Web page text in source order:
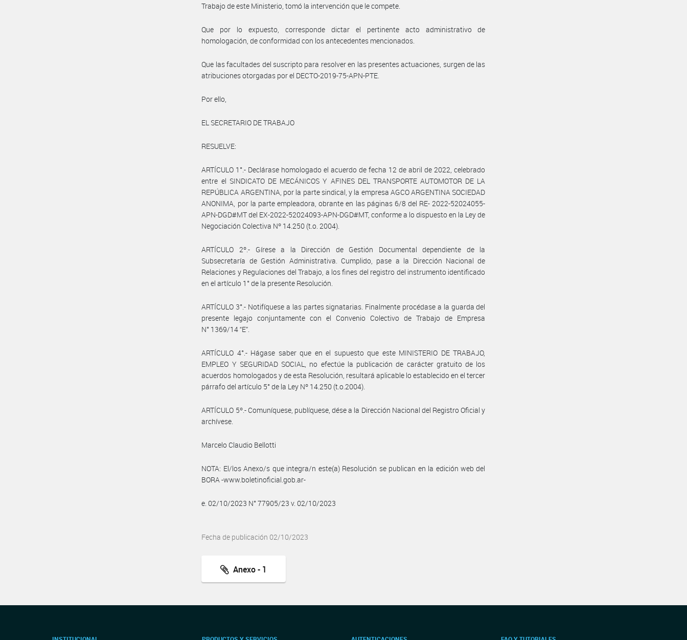
Trabajo de este Ministerio, tomó la intervención que le compete.
Que por lo expuesto, corresponde dictar el pertinente acto administrativo de
homologación, de conformidad con los antecedentes mencionados.
Que las facultades del suscripto para resolver en las presentes actuaciones, surgen de las
atribuciones otorgadas por el DECTO-2019-75-APN-PTE.
Por ello,
EL SECRETARIO DE TRABAJO
RESUELVE:
ARTÍCULO 1°.- Declárase homologado el acuerdo de fecha 12 de abril de 2022, celebrado
entre el SINDICATO DE MECÁNICOS Y AFINES DEL TRANSPORTE AUTOMOTOR DE LA
REPÚBLICA ARGENTINA, por la parte sindical, y la empresa AGCO ARGENTINA SOCIEDAD
ANONIMA, por la parte empleadora, obrante en las páginas 6/8 del RE- 2022-52024055-
APN-DGD#MT del EX-2022-52024093-APN-DGD#MT, conforme a lo dispuesto en la Ley de
Negociación Colectiva Nº 14.250 (t.o. 2004).
ARTÍCULO 2º.- Gírese a la Dirección de Gestión Documental dependiente de la
Subsecretaría de Gestión Administrativa. Cumplido, pase a la Dirección Nacional de
Relaciones y Regulaciones del Trabajo, a los fines del registro del instrumento identificado
en el artículo 1° de la presente Resolución.
ARTÍCULO 3°.- Notifíquese a las partes signatarias. Finalmente procédase a la guarda del
presente legajo conjuntamente con el Convenio Colectivo de Trabajo de Empresa
N° 1369/14 “E”.
ARTÍCULO 4°.- Hágase saber que en el supuesto que este MINISTERIO DE TRABAJO,
EMPLEO Y SEGURIDAD SOCIAL, no efectúe la publicación de carácter gratuito de los
acuerdos homologados y de esta Resolución, resultará aplicable lo establecido en el tercer
párrafo del artículo 5° de la Ley Nº 14.250 (t.o.2004).
ARTÍCULO 5º.- Comuníquese, publíquese, dése a la Dirección Nacional del Registro Oficial y
archívese.
Marcelo Claudio Bellotti
NOTA: El/los Anexo/s que integra/n este(a) Resolución se publican en la edición web del
BORA -www.boletinoficial.gob.ar-
e. 02/10/2023 N° 77905/23 v. 02/10/2023
Fecha de publicación 02/10/2023
Anexo - 1